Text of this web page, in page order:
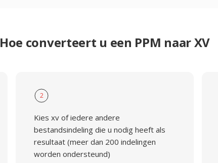
Hoe converteert u een PPM naar XV
2
Kies xv of iedere andere
bestandsindeling die u nodig heeft als
resultaat (meer dan 200 indelingen
worden ondersteund)